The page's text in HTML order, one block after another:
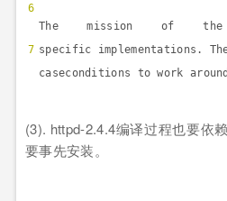
6
7
The mission of the
specific implementations.
caseconditions to work
(3). httpd-2.4.4编译过程也要依
要事先安装。